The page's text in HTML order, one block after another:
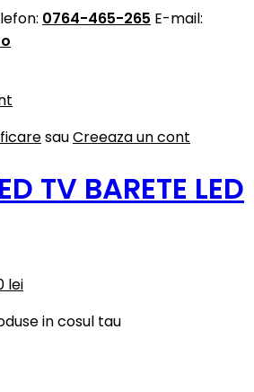
0764-465-265 E-mail:
sauCreeaza un cont
BARETE LED
lei
in cosul tau